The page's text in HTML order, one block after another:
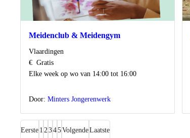
Meidenclub & Meidengym
Locatie
Vlaardingen
Kosten
€ Gratis
Wanneer
Elke week op wo van 14:00 tot 16:00
Door: Minters Jongerenwerk
Eerste 1 2345VolgendeLaatste